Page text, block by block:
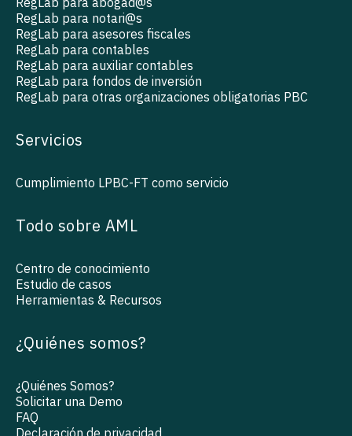
RegLab para notari@s
RegLab para asesores fiscales
RegLab para contables
RegLab para auxiliar contables
RegLab para fondos de inversión
RegLab para otras organizaciones obligatorias PBC
Servicios
Cumplimiento LPBC-FT como servicio
Todo sobre AML
Centro de conocimiento
Estudio de casos
Herramientas & Recursos
¿Quiénes somos?
¿Quiénes Somos?
Solicitar una Demo
FAQ
Declaración de privacidad